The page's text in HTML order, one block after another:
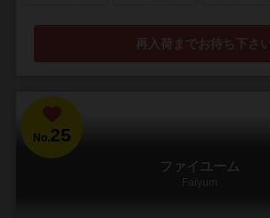
再入荷までお待ち下さ
No.25
ファイユーム
Faiyum